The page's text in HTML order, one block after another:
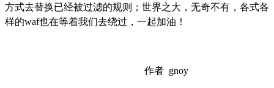
方式去替换已经被过滤的规则；世界之大，无奇不有，各式各
样的waf也在等着我们去绕过，一起加油！
作者 gnoy